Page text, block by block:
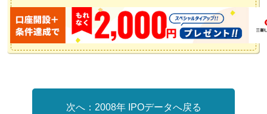
2008年 IPOデータへ戻る